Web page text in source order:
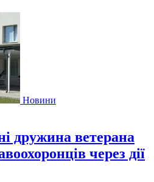
Новини
дружина ветерана
через дії